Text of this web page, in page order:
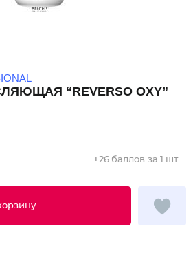
“REVERSO OXY”
+26 баллов за 1 шт.